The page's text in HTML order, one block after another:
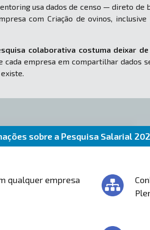
usa dados de censo — direto de
com Criação de ovinos,
colaborativa costuma deixar de
cada empresa em compartilhar
sobre a Pesquisa Salarial
qualquer empresa